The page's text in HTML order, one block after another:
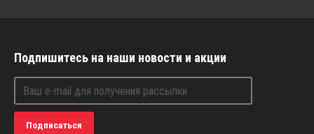
Подпишитесь на наши новости и акции
Подписаться